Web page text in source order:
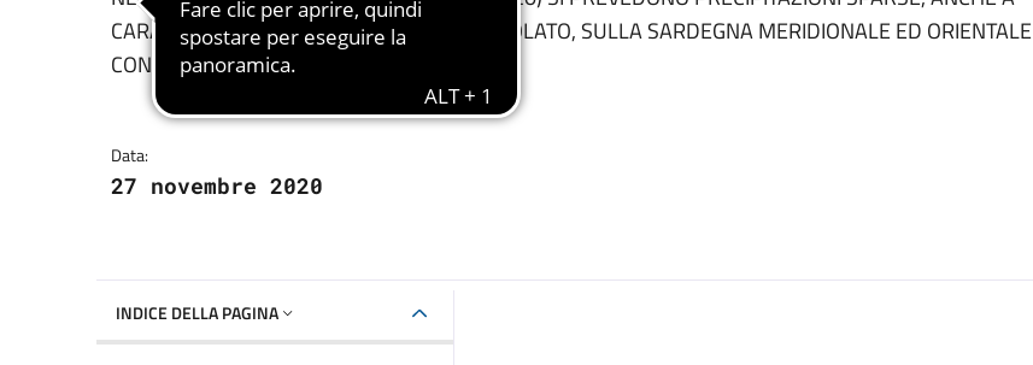
CARATTERE DI ROVESCIO O TEMPORALE ISOLATO, SULLA SARDEGNA MERIDIONALE ED ORIENTALE
CON CUMULATI MODERATI.
Data:
27 novembre 2020
INDICE DELLA PAGINA